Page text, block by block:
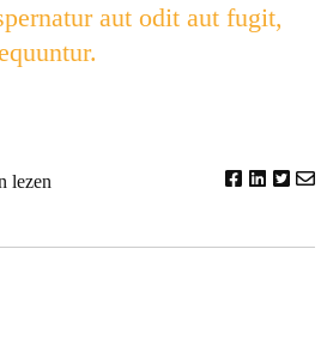
aut odit aut fugit,
lezen